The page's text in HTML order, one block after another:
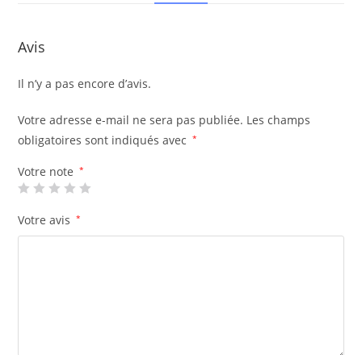
Avis
Il n’y a pas encore d’avis.
Votre adresse e-mail ne sera pas publiée. Les champs
obligatoires sont indiqués avec
*
Votre note *
Votre avis *